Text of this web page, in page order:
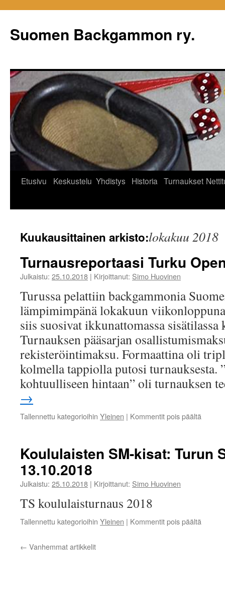
Suomen Backgammon ry.
Etusivu Keskustelu Yhdistys Historia Turnaukset
Kuukausittainen arkisto:lokakuu 2018
Turnausreportaasi Turku
Julkaistu: 25.10.2018 | Kirjoittanut: Simo Huovinen
Turussa pelattiin backgammonia
lämpimimpänä lokakuun
siis suosivat ikkunattomassa
Turnauksen pääsarjan
rekisteröintimaksu. Formaattina oli
kolmella tappiolla putosi turnauksesta.
kohtuulliseen hintaan” oli turnauksen
→
Tallennettu kategorioihin Yleinen | Kommentit pois päältä
2018
Koululaisten SM-kisat: Turun
13.10.2018
Julkaistu: 25.10.2018 | Kirjoittanut: Simo Huovinen
TS koululaisturnaus 2018
Tallennettu kategorioihin Yleinen | Kommentit pois päältä
← Vanhemmat artikkelit